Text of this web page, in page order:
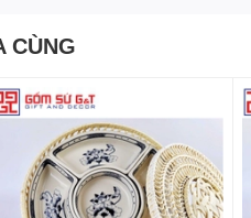
đáo
từ chất liệu sứ tự nhiên, chất
mứt này mang đậm nét
bộ khay mứt đều được chế tác
CÙNG